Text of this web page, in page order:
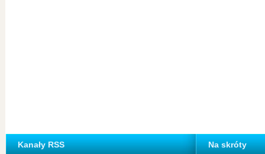
Kanały RSS Na skróty